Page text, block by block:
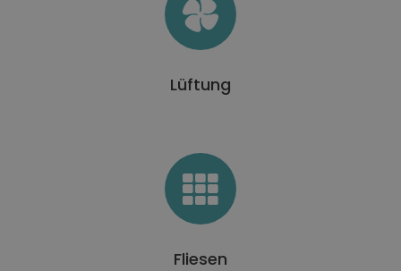
Lüftung
Fliesen